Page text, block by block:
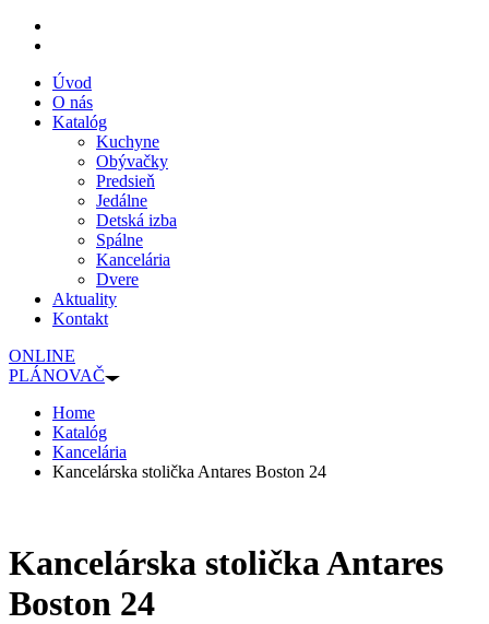
Úvod
O nás
Katalóg
Kuchyne
Obývačky
Predsieň
Jedálne
Detská izba
Spálne
Kancelária
Dvere
Aktuality
Kontakt
ONLINE
PLÁNOVAČ
Home
Katalóg
Kancelária
Kancelárska stolička Antares Boston 24
Kancelárska stolička Antares
Boston 24